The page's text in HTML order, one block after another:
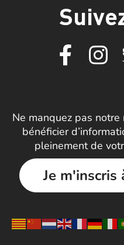
Ne manquez pas
bénéficier
pleinement de
Je